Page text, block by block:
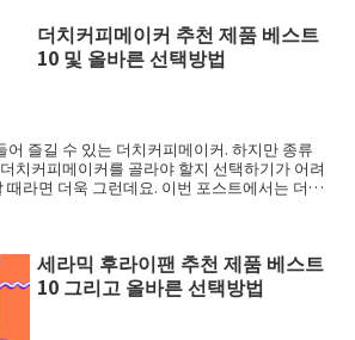
더치커피메이커 추천 제품 베스트
10 및 올바른 선택방법
어 즐길 수 있는 더치커피메이커. 하지만 종류
치커피메이커를 골라야 할지 선택하기가 어려
때라면 더욱 그런데요. 이번 포스트에서는 더치
세라믹 후라이팬 추천 제품 베스트
10 그리고 올바른 선택방법